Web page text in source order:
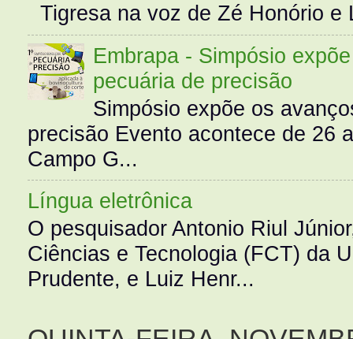
Tigresa na voz de Zé Honório
Embrapa - Simpósio
pecuária de precisão
Simpósio expõe os
precisão Evento acontece de 26
Campo G...
Língua eletrônica
O pesquisador Antonio Riul
Ciências e Tecnologia (FCT) da
Prudente, e Luiz Henr...